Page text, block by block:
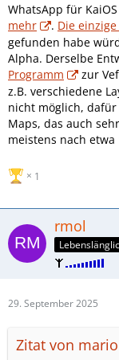
WhatsApp für KaiOS
mehr
. Die
gefunden habe
Alpha. Derselbe
Programm
zur
z.B. verschiedene
nicht möglich, dafür
Maps, das auch
meistens nach etwa
1
rmol
29. September 2025
Zitat von